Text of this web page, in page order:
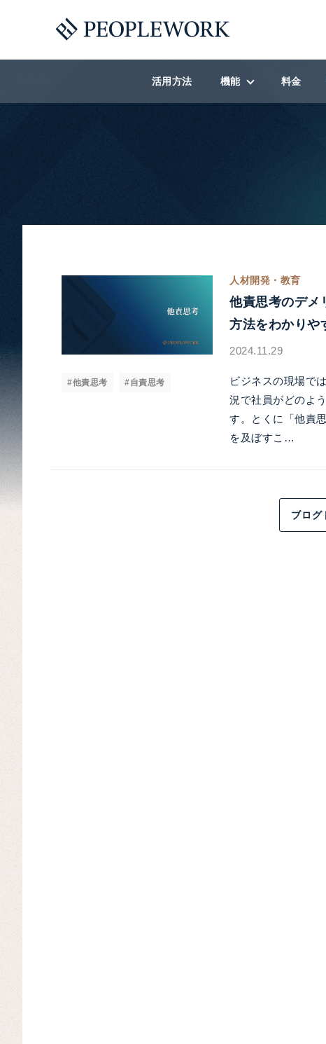
活用方法 機能
人材開発オンボーディ
福利厚生
料金
#他責思考 #自責思考
人材開発・教育
他責思考のデメ
方法をわかりや
2024.11.29
ビジネスの現場で
況で社員がどのよ
す。とくに「他責
を及ぼすこ…
ブログ